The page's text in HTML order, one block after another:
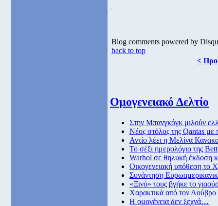
Blog comments powered by
back to top
<
Ομογενειακό Δελτίο
Στην Μπανγκόγκ μιλούν
Νέος στόλος της Qantas
Αντίο λέει η Μελίνα
Το σέξι ημερολόγιο της
Warhol σε θηλυκή έκδοση
Οικογενειακή υπόθεση το
Συνάντηση
«Ξινό» τους βγήκε το
Χαρακτικά από τον Λούβρο
Η ομογένεια δεν ξεχνά…